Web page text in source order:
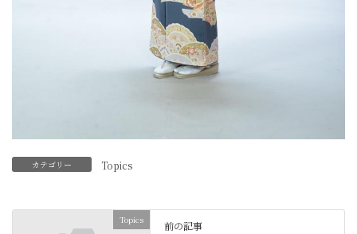
カテゴリー Topics
Topics 前の記事